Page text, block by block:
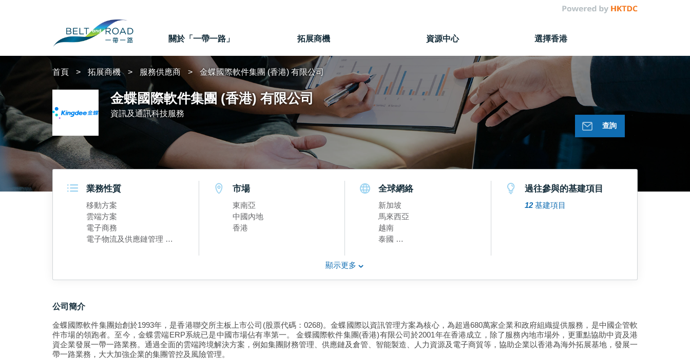
關於「一帶一路」 拓展商機 資源中心 選擇香港
首頁 拓展商機 服務供應商 金蝶國際軟件集團 (香港) 有限公司
金蝶國際軟件集團 (香港) 有限公司
資訊及通訊科技服務
查詢
業務性質
移動方案
雲端方案
電子商務
電子物流及供應鏈管理
市場
東南亞
中國內地
香港
全球網絡
新加坡
馬來西亞
越南
泰國
過往參與的基建項目
12 基建項目
顯示更多
公司簡介
金蝶國際軟件集團始創於1993年，是香港聯交所主板上市公司(股票代碼：0268)。金蝶國際以資訊管理方案為核心，為超過680萬家企業和政府組織提供服務，是中國企管軟
件市場的領跑者。至今，金蝶雲端ERP系統已是中國市場佔有率第一。 金蝶國際軟件集團(香港)有限公司於2001年在香港成立，除了服務內地市場外，更重點協助中資及港
資企業發展一帶一路業務。通過全面的雲端跨境解決方案，例如集團財務管理、供應鏈及倉管、智能製造、人力資源及電子商貿等，協助企業以香港為海外拓展基地，發展一
帶一路業務，大大加強企業的集團管控及風險管理。